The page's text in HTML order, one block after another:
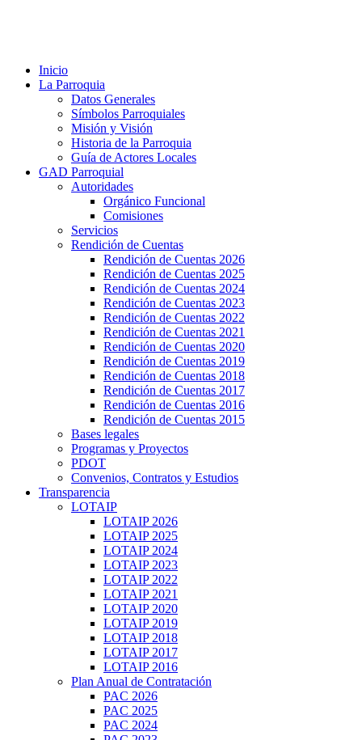
Inicio
La Parroquia
Datos Generales
Símbolos Parroquiales
Misión y Visión
Historia de la Parroquia
Guía de Actores Locales
GAD Parroquial
Autoridades
Orgánico Funcional
Comisiones
Servicios
Rendición de Cuentas
Rendición de Cuentas 2026
Rendición de Cuentas 2025
Rendición de Cuentas 2024
Rendición de Cuentas 2023
Rendición de Cuentas 2022
Rendición de Cuentas 2021
Rendición de Cuentas 2020
Rendición de Cuentas 2019
Rendición de Cuentas 2018
Rendición de Cuentas 2017
Rendición de Cuentas 2016
Rendición de Cuentas 2015
Bases legales
Programas y Proyectos
PDOT
Convenios, Contratos y Estudios
Transparencia
LOTAIP
LOTAIP 2026
LOTAIP 2025
LOTAIP 2024
LOTAIP 2023
LOTAIP 2022
LOTAIP 2021
LOTAIP 2020
LOTAIP 2019
LOTAIP 2018
LOTAIP 2017
LOTAIP 2016
Plan Anual de Contratación
PAC 2026
PAC 2025
PAC 2024